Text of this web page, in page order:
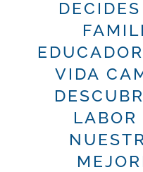
VIDA
LABOR